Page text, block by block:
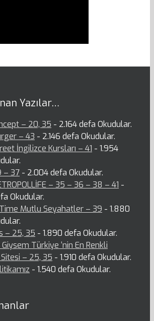
Yazılar…
– 20, 35 - 2.164 defa Okudular.
– 43 - 2.146 defa Okudular.
İngilizce Kursları – 41 - 1.954
– 37 - 2.004 defa Okudular.
– 35 – 36 – 38 – 41 -
Okudular.
Mutlu Seyahatler – 39 - 1.880
– 25, 35 - 1.890 defa Okudular.
Türkiye ‘nin En Renkli
– 25, 35 - 1.910 defa Okudular.
- 1.540 defa Okudular.